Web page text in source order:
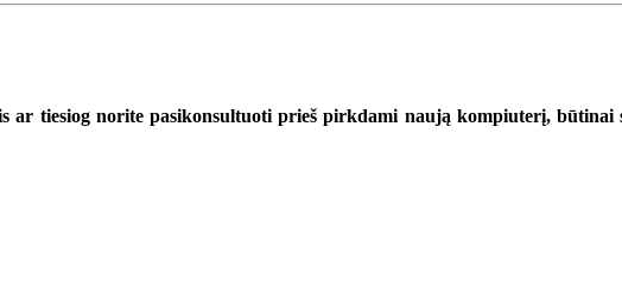
tiesiog norite pasikonsultuoti prieš pirkdami naują kompiuterį, būtinai